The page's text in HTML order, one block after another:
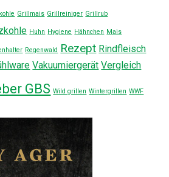
Grillmais Grillreiniger Grillrub
Huhn Hygiene Hähnchen Mais
Regenwald Rezept Rindfleisch
Vakuumiergerät Vergleich
GBS Wild grillen Wintergrillen WWF